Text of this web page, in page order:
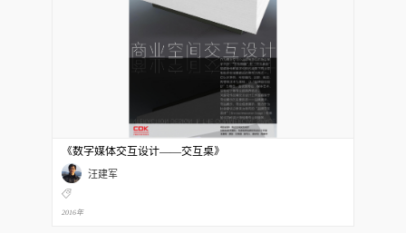
《数字媒体交互设计——交互桌》
汪建军
2016年